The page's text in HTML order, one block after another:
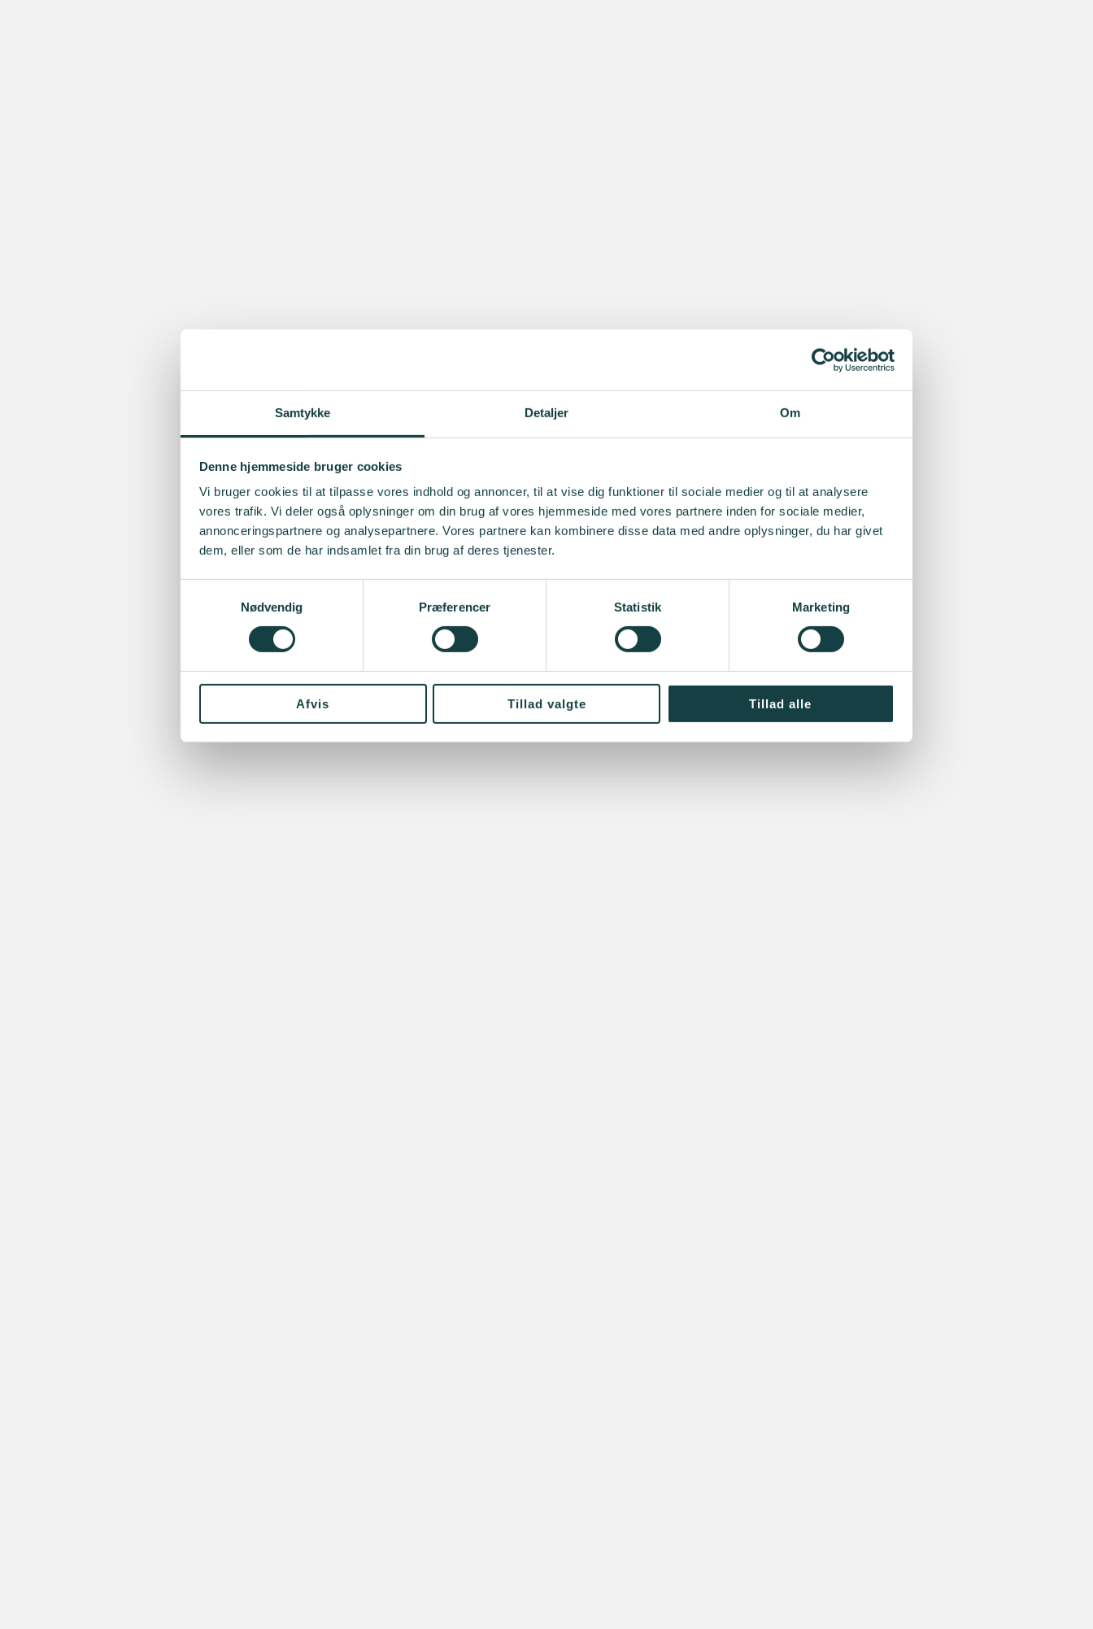
Samtykke Detaljer Om
Denne hjemmeside bruger cookies
Vi bruger cookies til at tilpasse vores indhold og annoncer, til at vise dig funktioner til sociale medier og til at analysere
vores trafik. Vi deler også oplysninger om din brug af vores hjemmeside med vores partnere inden for sociale medier,
annonceringspartnere og analysepartnere. Vores partnere kan kombinere disse data med andre oplysninger, du har givet
dem, eller som de har indsamlet fra din brug af deres tjenester.
Nødvendig
Præferencer Statistik Marketing
Afvis Tillad valgte Tillad alle